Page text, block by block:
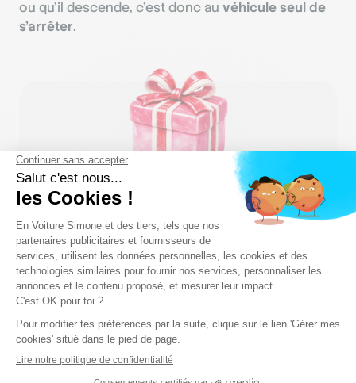
ou qu’il descende, c’est donc au véhicule seul de
s’arrêter.
Révisez le code gratuitement !
Vous aimez quand c'est gratuit ? Nous aussi !
M'inscrire gratuitement
Le croisement impossible en montagne